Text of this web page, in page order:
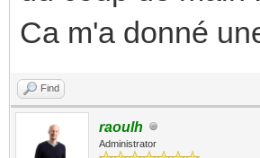
Ca m'a donné
Find
raoulh
Administrator